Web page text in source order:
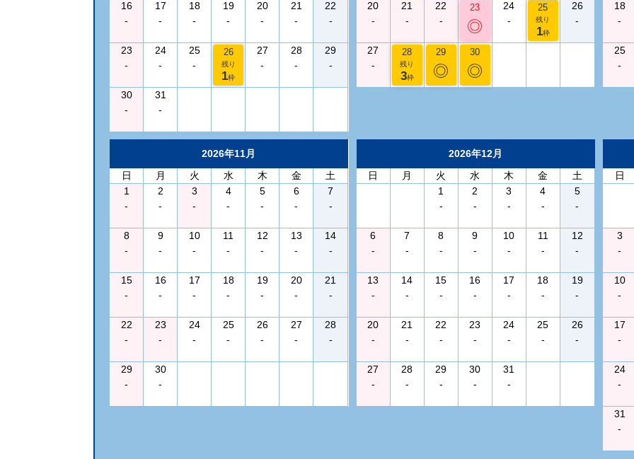
16
-
17
-
18
-
19
-
20
-
21
-
22
-
23
-
24
-
25
-
26
残り
1枠
27
-
28
-
29
-
30
-
31
-
20
-
21
-
22
-
23
◎
24
-
25
残り
1枠
26
-
27
-
28
残り
3枠
29
◎
30
◎
18
-
25
-
2026年11月
日
月 火 水 木 金
土
1
-
2
-
3
-
4
-
5
-
6
-
7
-
8
-
9
-
10
-
11
-
12
-
13
-
14
-
15
-
16
-
17
-
18
-
19
-
20
-
21
-
22
-
23
-
24
-
25
-
26
-
27
-
28
-
29
-
30
-
2026年12月
日
月 火 水 木 金
土
1
-
2
-
3
-
4
-
5
-
6
-
7
-
8
-
9
-
10
-
11
-
12
-
13
-
14
-
15
-
16
-
17
-
18
-
19
-
20
-
21
-
22
-
23
-
24
-
25
-
26
-
27
-
28
-
29
-
30
-
31
-
日
3
-
10
-
17
-
24
-
31
-